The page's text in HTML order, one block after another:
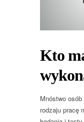
Kto
Mnóstwo
rodzaju pracę